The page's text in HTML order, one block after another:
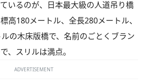
いるのが、日本最大級の人道吊り橋
高180メートル、全長280メートル、
の木床版橋で、名前のごとくブラン
、スリルは満点。
ADVERTISEMENT